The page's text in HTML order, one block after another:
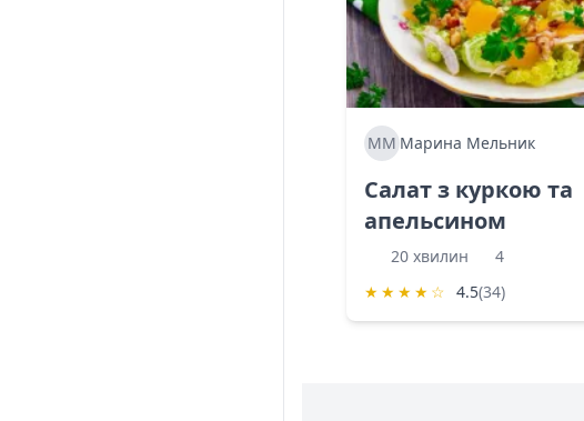
ММ Марина Мельник
Салат з куркою та
апельсином
20 хвилин
4
★ ★ ★ ★ ☆ 4.5(34)